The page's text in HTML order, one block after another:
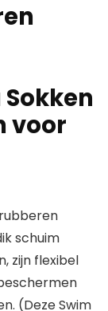
voor
rubberen
schuim
zijn flexibel
(Deze Swim